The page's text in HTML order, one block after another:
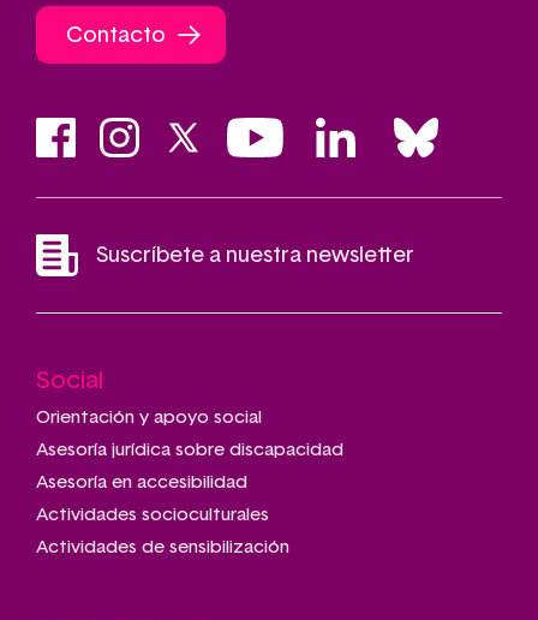
Contacto
Suscríbete a nuestra newsletter
Main
navigation
Social
Orientación y apoyo social
Asesoría jurídica sobre discapacidad
Asesoría en accesibilidad
Actividades socioculturales
Actividades de sensibilización